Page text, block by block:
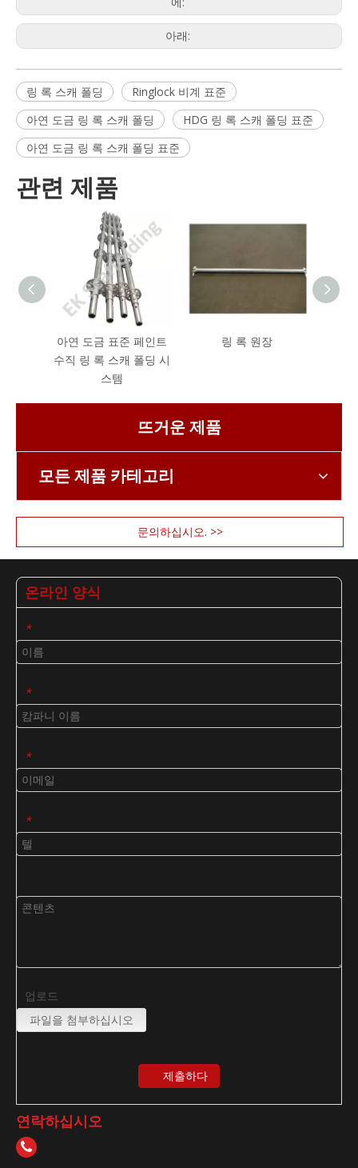
아래:
링 록 스캐 폴딩
Ringlock 비계 표준
아연 도금 링 록 스캐 폴딩
HDG 링 록 스캐 폴딩 표준
아연 도금 링 록 스캐 폴딩 표준
관련 제품
아연 도금 표준 페인트
수직 링 록 스캐 폴딩 시
스템
링 록 원장
뜨거운 제품
모든 제품 카테고리
문의하십시오. >>
온라인 양식
*
*
*
*
업로드
파일을 첨부하십시오
제출하다
연락하십시오